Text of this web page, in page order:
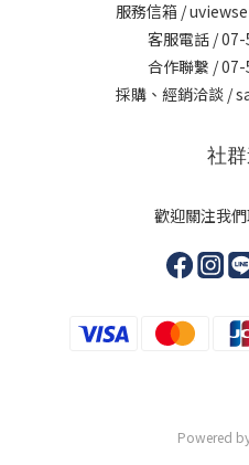
服務信箱 /
客服電話 /
合作聯繫 /
採購、經銷洽談 /
社
歡迎關注我
Powered